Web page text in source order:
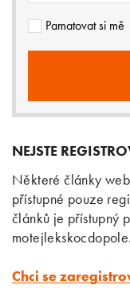
Pamatovat si mě
NEJSTE
Některé články
přístupné pouze
článků je přístupný
Chci se